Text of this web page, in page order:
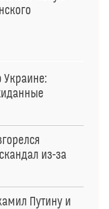
Украине:
из-за
Путину и